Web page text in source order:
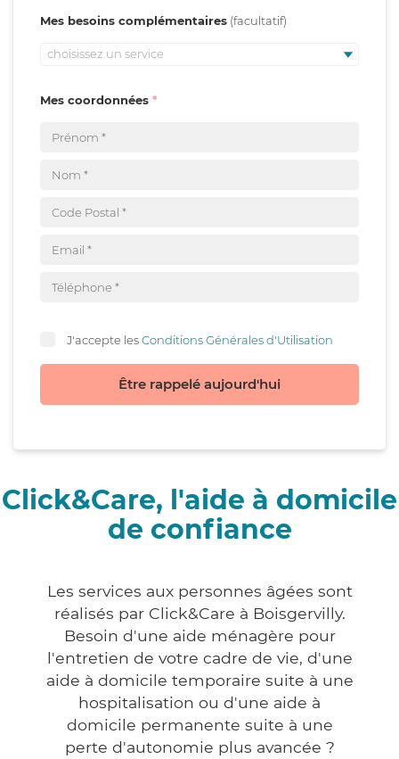
Mes besoins complémentaires
choisissez un service
Mes coordonnées
J'accepte lesConditions Générales d'Utilisation
Être rappelé aujourd'hui
Click&Care, l'aide à domicile
de confiance
Les services aux personnes âgées sont
réalisés par Click&Care à Boisgervilly.
Besoin d'une aide ménagère pour
l'entretien de votre cadre de vie, d'une
aide à domicile temporaire suite à une
hospitalisation ou d'une aide à
domicile permanente suite à une
perte d'autonomie plus avancée ?